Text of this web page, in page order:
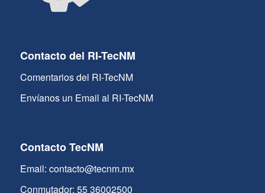
Contacto del RI-TecNM
Comentarios del RI-TecNM
Envíanos un Email al RI-TecNM
Contacto TecNM
Email: contacto@tecnm.mx
Conmutador: 55 36002500